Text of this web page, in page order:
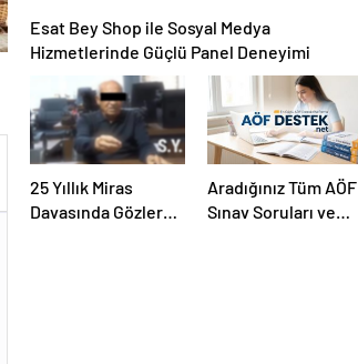
Esat Bey Shop ile Sosyal Medya
Hizmetlerinde Güçlü Panel Deneyimi
25 Yıllık Miras
Davasında Gözler
Aradığınız Tüm AÖF
Sınav Soruları ve